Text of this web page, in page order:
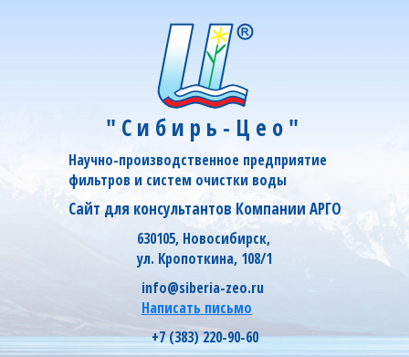
"Сибирь-Цео"
Научно-производственное предприятие
фильтров и систем очистки воды
Сайт для консультантов Компании АРГО
630105, Новосибирск,
ул. Кропоткина, 108/1
info@siberia-zeo.ru
Написать письмо
+7 (383) 220-90-60